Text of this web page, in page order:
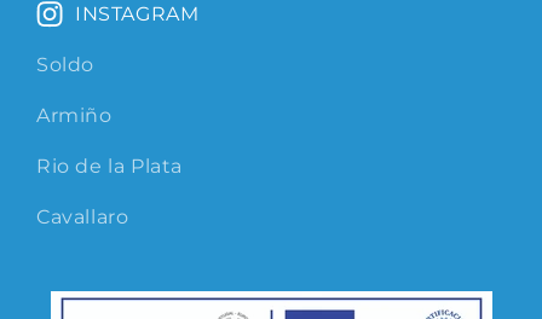
INSTAGRAM
Soldo
Armiño
Rio de la Plata
Cavallaro